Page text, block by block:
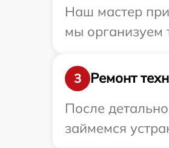
Наш мастер
мы организуем
3
Ремонт
После
займемся